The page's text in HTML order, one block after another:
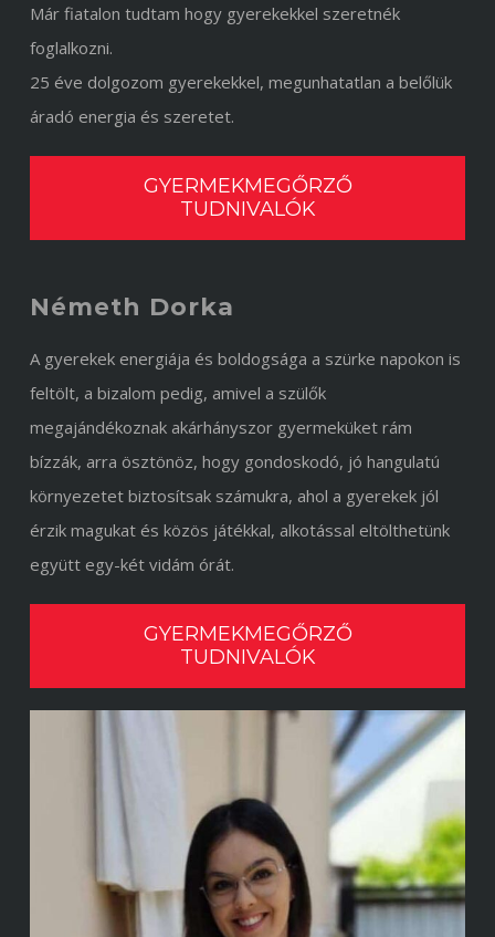
Már fiatalon tudtam hogy gyerekekkel szeretnék
foglalkozni.
25 éve dolgozom gyerekekkel, megunhatatlan a belőlük
áradó energia és szeretet.
GYERMEKMEGŐRZŐ
TUDNIVALÓK
Németh Dorka
A gyerekek energiája és boldogsága a szürke napokon is
feltölt, a bizalom pedig, amivel a szülők
megajándékoznak akárhányszor gyermeküket rám
bízzák, arra ösztönöz, hogy gondoskodó, jó hangulatú
környezetet biztosítsak számukra, ahol a gyerekek jól
érzik magukat és közös játékkal, alkotással eltölthetünk
együtt egy-két vidám órát.
GYERMEKMEGŐRZŐ
TUDNIVALÓK